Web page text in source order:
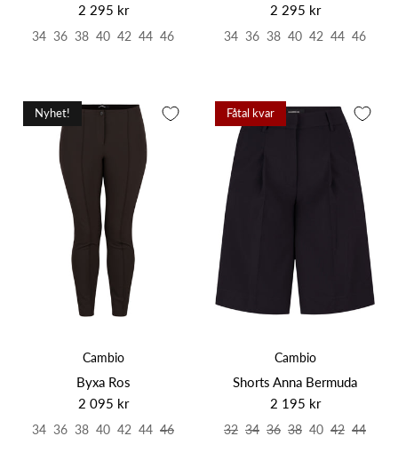
2 295 kr
34 36 38 40 42 44 46
2 295 kr
34 36 38 40 42 44 46
Nyhet!
Cambio
Byxa Ros
2 095 kr
34 36 38 40 42 44 46
Fåtal kvar
Cambio
Shorts Anna Bermuda
2 195 kr
32 34 36 38 40 42 44